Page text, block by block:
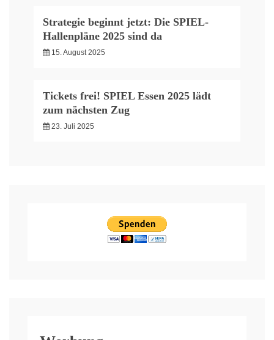
Strategie beginnt jetzt: Die SPIEL-
Hallenpläne 2025 sind da
15. August 2025
Tickets frei! SPIEL Essen 2025 lädt
zum nächsten Zug
23. Juli 2025